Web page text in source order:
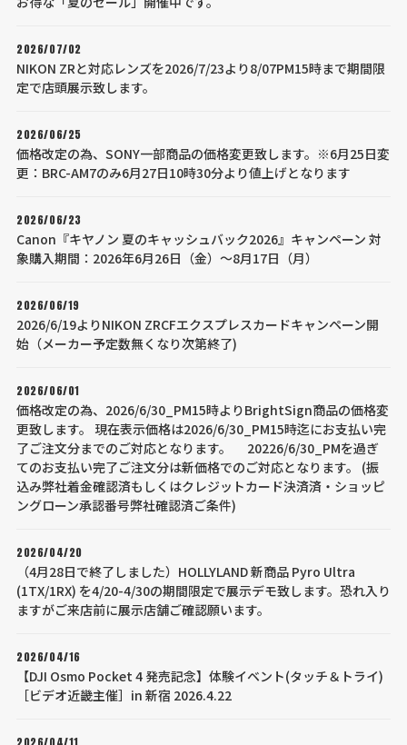
2026/07/02
NIKON ZRと対応レンズを2026/7/23より8/07PM15時まで期間限
定で店頭展示致します。
2026/06/25
価格改定の為、SONY一部商品の価格変更致します。※6月25日変
更：BRC-AM7のみ6月27日10時30分より値上げとなります
2026/06/23
Canon『キヤノン 夏のキャッシュバック2026』キャンペーン 対
象購入期間：2026年6月26日（金）～8月17日（月）
2026/06/19
2026/6/19よりNIKON ZRCFエクスプレスカードキャンペーン開
始（メーカー予定数無くなり次第終了)
2026/06/01
価格改定の為、2026/6/30_PM15時よりBrightSign商品の価格変
更致します。 現在表示価格は2026/6/30_PM15時迄にお支払い完
了ご注文分までのご対応となります。 20226/6/30_PMを過ぎ
てのお支払い完了ご注文分は新価格でのご対応となります。 (振
込み弊社着金確認済もしくはクレジットカード決済済・ショッピ
ングローン承認番号弊社確認済ご条件)
2026/04/20
（4月28日で終了しました）HOLLYLAND 新商品 Pyro Ultra
(1TX/1RX) を4/20-4/30の期間限定で展示デモ致します。恐れ入り
ますがご来店前に展示店舗ご確認願います。
2026/04/16
【DJI Osmo Pocket 4 発売記念】体験イベント(タッチ＆トライ)
［ビデオ近畿主催］in 新宿 2026.4.22